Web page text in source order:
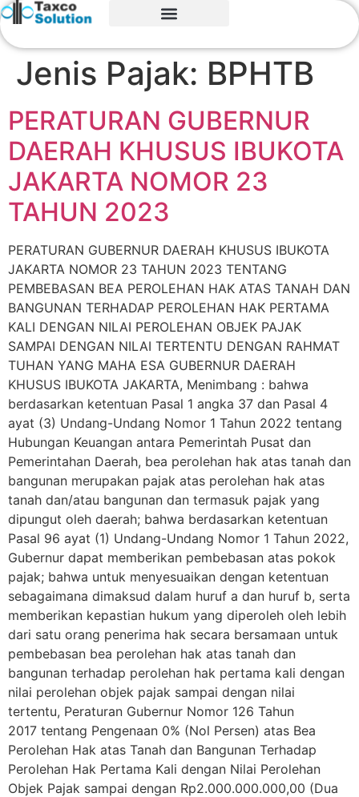
Jenis Pajak: BPHTB
PERATURAN GUBERNUR
DAERAH KHUSUS IBUKOTA
JAKARTA NOMOR 23
TAHUN 2023
PERATURAN GUBERNUR DAERAH KHUSUS IBUKOTA
JAKARTA NOMOR 23 TAHUN 2023 TENTANG
PEMBEBASAN BEA PEROLEHAN HAK ATAS TANAH DAN
BANGUNAN TERHADAP PEROLEHAN HAK PERTAMA
KALI DENGAN NILAI PEROLEHAN OBJEK PAJAK
SAMPAI DENGAN NILAI TERTENTU DENGAN RAHMAT
TUHAN YANG MAHA ESA GUBERNUR DAERAH
KHUSUS IBUKOTA JAKARTA, Menimbang : bahwa
berdasarkan ketentuan Pasal 1 angka 37 dan Pasal 4
ayat (3) Undang-Undang Nomor 1 Tahun 2022 tentang
Hubungan Keuangan antara Pemerintah Pusat dan
Pemerintahan Daerah, bea perolehan hak atas tanah dan
bangunan merupakan pajak atas perolehan hak atas
tanah dan/atau bangunan dan termasuk pajak yang
dipungut oleh daerah; bahwa berdasarkan ketentuan
Pasal 96 ayat (1) Undang-Undang Nomor 1 Tahun 2022,
Gubernur dapat memberikan pembebasan atas pokok
pajak; bahwa untuk menyesuaikan dengan ketentuan
sebagaimana dimaksud dalam huruf a dan huruf b, serta
memberikan kepastian hukum yang diperoleh oleh lebih
dari satu orang penerima hak secara bersamaan untuk
pembebasan bea perolehan hak atas tanah dan
bangunan terhadap perolehan hak pertama kali dengan
nilai perolehan objek pajak sampai dengan nilai
tertentu, Peraturan Gubernur Nomor 126 Tahun
2017 tentang Pengenaan 0% (Nol Persen) atas Bea
Perolehan Hak atas Tanah dan Bangunan Terhadap
Perolehan Hak Pertama Kali dengan Nilai Perolehan
Objek Pajak sampai dengan Rp2.000.000.000,00 (Dua